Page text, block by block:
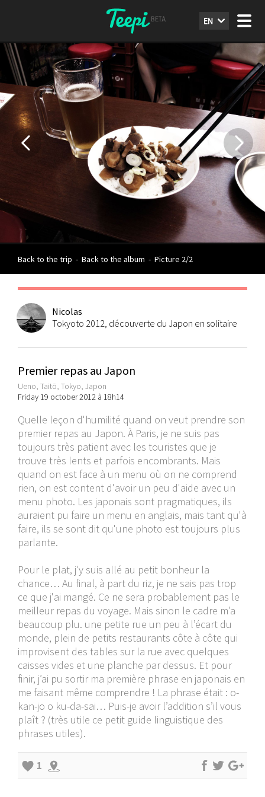
EN
Back to the trip - Back to the album - Picture 2/2
Nicolas
Tokyoto 2012, découverte du Japon en solitaire
Premier repas au Japon
Ueno, Taitō, Tokyo, Japon
Friday 19 october 2012 à 18h14
Quelle leçon d'humilité quand on veut prendre son
premier repas au Japon. À Paris, je ne suis pas
toujours très patient avec les touristes que je
trouve très lents et parfois encombrants. Mais
quand on est face à un menu où on ne comprend
rien, on est content d'avoir un peu d'aide avec un
menu photo. Les japonais sont pragmatiques, ils
auraient pu faire un menu en anglais, mais tant qu'à
faire, ils se sont dit qu'une photo est toujours plus
parlante.
Pour le plat, j'y suis allé au petit bonheur la
chance… Au final, à part du riz, je ne sais pas trop
ce que j'ai mangé. Ce ne sera probablement pas le
meilleur repas du voyage. Mais sinon le cadre m’a
beaucoup plu. une petite rue un peu à l’écart du
monde, plein de petits restaurants côte à côte qui
improvisent des tables sur la rue avec quelques
caisses vides et une planche par dessus. Et pour
finir, j’ai pu sortir ma première phrase en japonais en
me faisant même comprendre ! La phrase était : o-
kan-jo o ku-da-sai… Puis-je avoir l’addition s’il vous
plaît ? (très utile ce petit guide linguistique des
phrases utiles).
1